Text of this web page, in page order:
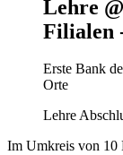
Lehre
Filialen
Erste Bank
Orte
Lehre
Im Umkreis von 10